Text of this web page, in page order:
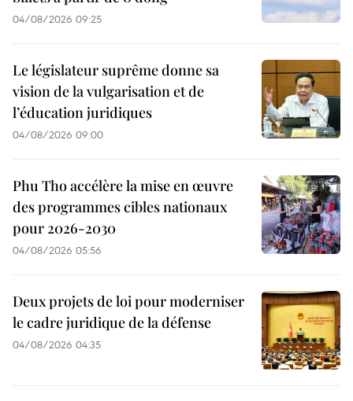
04/08/2026 09:25
Le législateur suprême donne sa
vision de la vulgarisation et de
l’éducation juridiques
04/08/2026 09:00
Phu Tho accélère la mise en œuvre
des programmes cibles nationaux
pour 2026-2030
04/08/2026 05:56
Deux projets de loi pour moderniser
le cadre juridique de la défense
04/08/2026 04:35